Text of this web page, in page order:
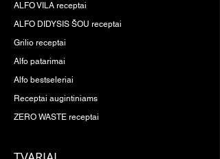
ALFO VILA receptai
ALFO DIDYSIS ŠOU receptai
Grilio receptai
Alfo patarimai
Alfo bestseleriai
Receptai augintiniams
ZERO WASTE receptai